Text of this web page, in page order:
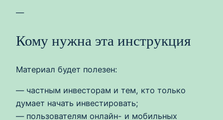
—
Кому нужна эта инструкция
Материал будет полезен:
— частным инвесторам и тем, кто только
думает начать инвестировать;
— пользователям онлайн- и мобильных